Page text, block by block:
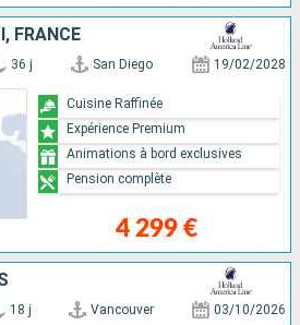
FRANCE
36 j San Diego 19/02/2028
4 299 €
Cuisine Raffinée
Expérience Premium
Animations à bord exclusives
Pension complète
18 j Vancouver 03/10/2026